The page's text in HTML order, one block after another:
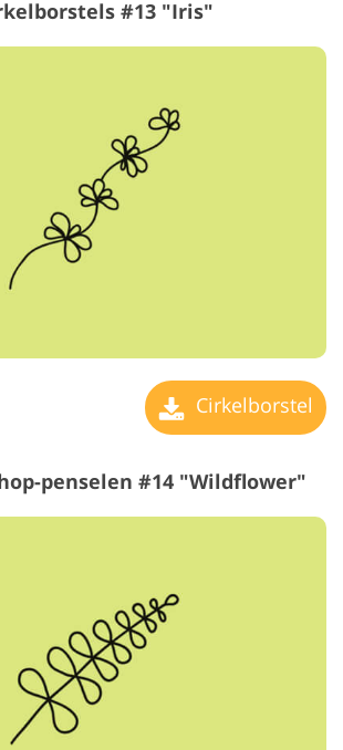
#13 "Iris"
Cirkelborstel
penselen #14 "Wildflower"